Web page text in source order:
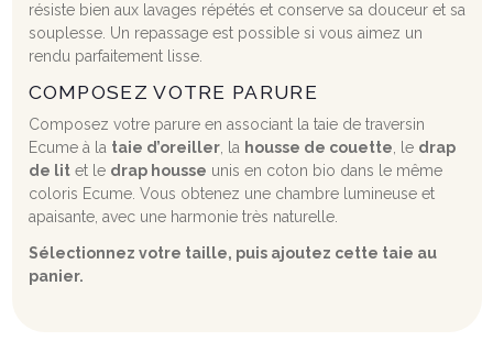
résiste bien aux lavages répétés et conserve sa douceur et sa
souplesse. Un repassage est possible si vous aimez un
rendu parfaitement lisse.
COMPOSEZ VOTRE PARURE
Composez votre parure en associant la taie de traversin
Ecume à la taie d’oreiller, la housse de couette, le drap
de litet le drap housse unis en coton bio dans le même
coloris Ecume. Vous obtenez une chambre lumineuse et
apaisante, avec une harmonie très naturelle.
Sélectionnez votre taille, puis ajoutez cette taie au
panier.